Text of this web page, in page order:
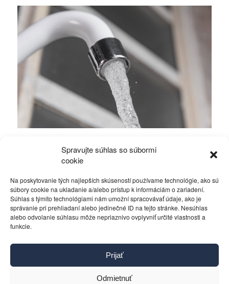
Spravujte súhlas so súbormi
cookie
Na poskytovanie tých najlepších skúseností používame technológie, ako sú
súbory cookie na ukladanie a/alebo prístup k informáciám o zariadení.
Súhlas s týmito technológiami nám umožní spracovávať údaje, ako je
správanie pri prehliadaní alebo jedinečné ID na tejto stránke. Nesúhlas
alebo odvolanie súhlasu môže nepriaznivo ovplyvniť určité vlastnosti a
funkcie.
Prijať
Odmietnuť
vody také dôležité?
Rôzne 21. októbra 2025
Kontakt
Pravidlá používania